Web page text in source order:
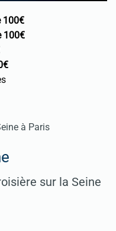
100€
100€
sur la Seine